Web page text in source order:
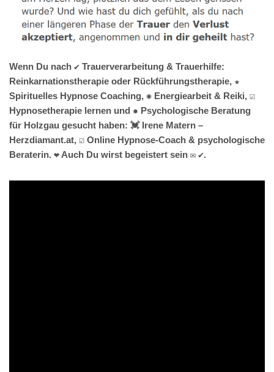
Wenn Du nach ✔️ Trauerverarbeitung & Trauerhilfe:
Reinkarnationstherapie oder Rückführungstherapie, ★
Spirituelles Hypnose Coaching, ✺ Energiearbeit & Reiki, ☑️
Hypnosetherapie lernen und ✹ Psychologische Beratung
für Holzgau gesucht haben: 💓️ Irene Matern –
Herzdiamant.at, ☑️ Online Hypnose-Coach & psychologische
Beraterin. ❤ Auch Du wirst begeistert sein ✉ ✔.